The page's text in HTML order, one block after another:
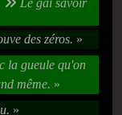
Le gai savoir
des zéros. »
la gueule qu'on
même. »
»